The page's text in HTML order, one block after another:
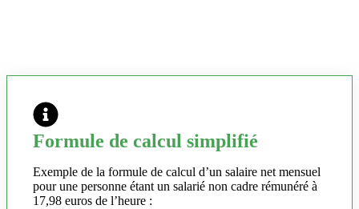
Formule de calcul simplifié
Exemple de la formule de calcul d’un salaire net mensuel
pour une personne étant un salarié non cadre rémunéré à
17,98 euros de l’heure :